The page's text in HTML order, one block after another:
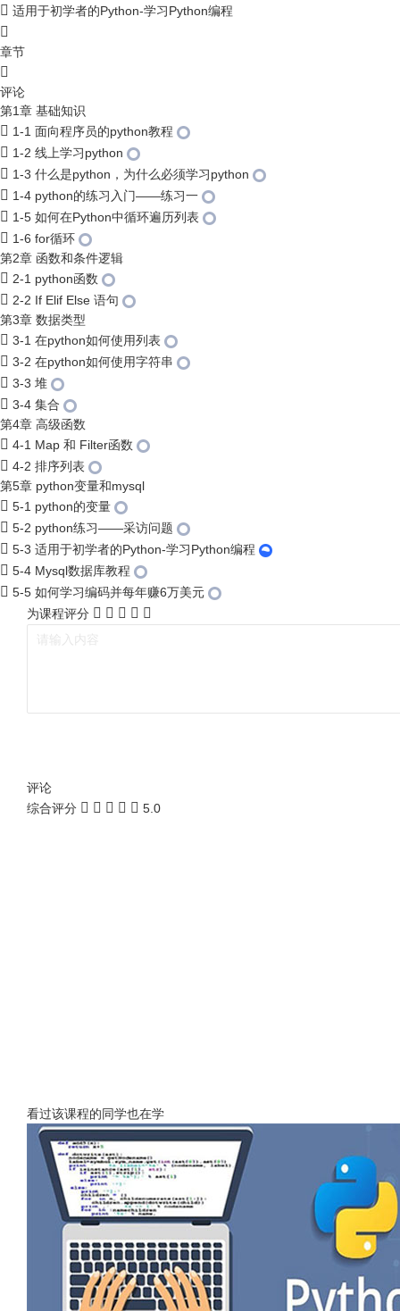
适用于初学者的Python-学习Python编程
章节
评论
第1章 基础知识
1-1 面向程序员的python教程
1-2 线上学习python
1-3 什么是python，为什么必须学习python
1-4 python的练习入门——练习一
1-5 如何在Python中循环遍历列表
1-6 for循环
第2章 函数和条件逻辑
2-1 python函数
2-2 If Elif Else 语句
第3章 数据类型
3-1 在python如何使用列表
3-2 在python如何使用字符串
3-3 堆
3-4 集合
第4章 高级函数
4-1 Map 和 Filter函数
4-2 排序列表
第5章 python变量和mysql
5-1 python的变量
5-2 python练习——采访问题
5-3 适用于初学者的Python-学习Python编程
5-4 Mysql数据库教程
5-5 如何学习编码并每年赚6万美元
为课程评分
评论
综合评分
5.0
看过该课程的同学也在学